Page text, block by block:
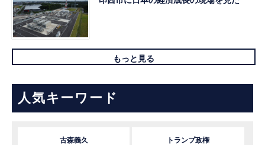
もっと見る
人気キーワード
古森義久 トランプ政権